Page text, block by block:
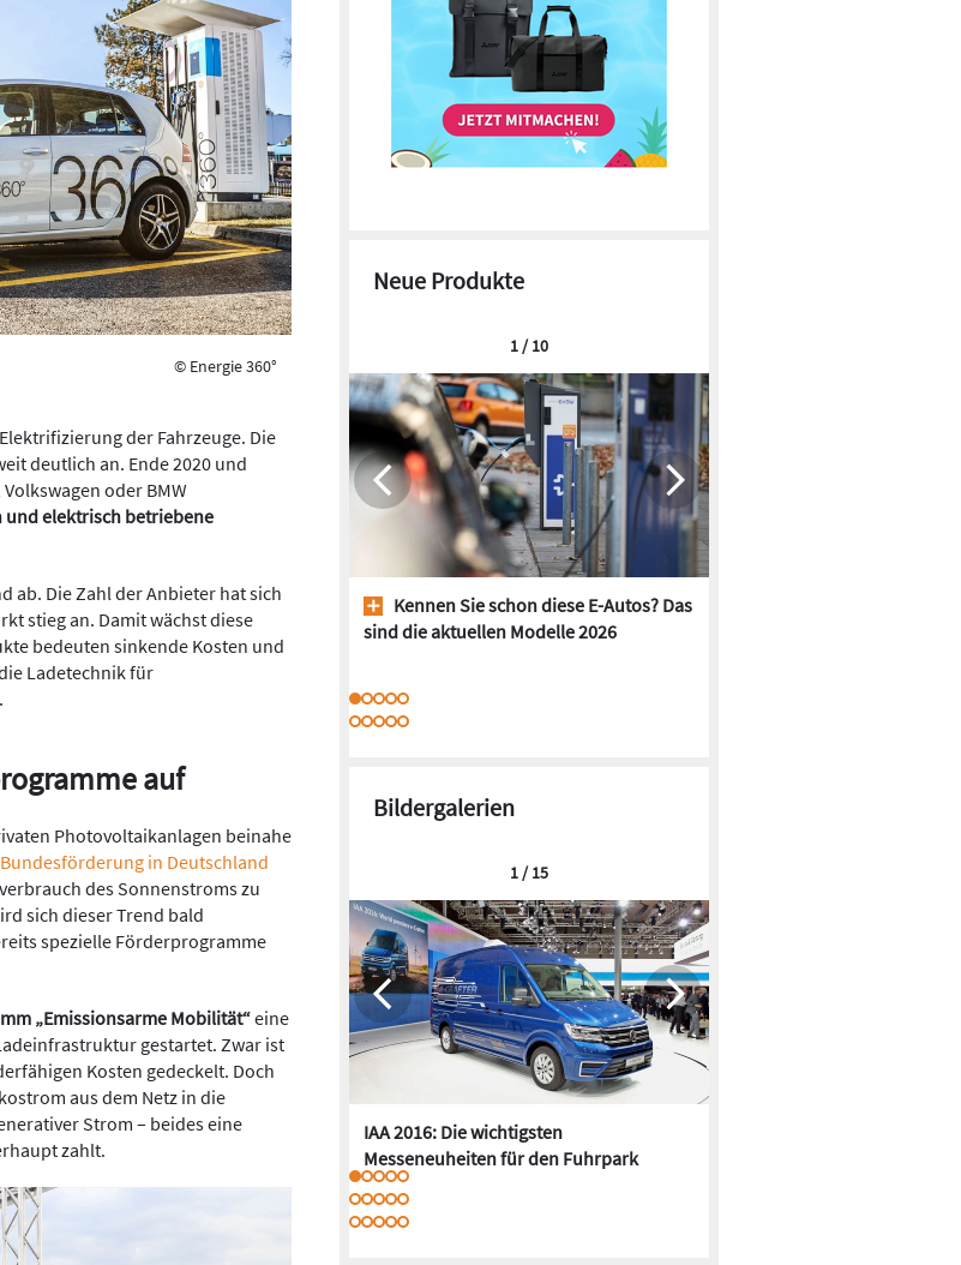
© Energie 360°
der Fahrzeuge. Die
deutlich an. Ende 2020 und
oder BMW
elektrisch betriebene
ab. Die Zahl der Anbieter hat sich
stieg an. Damit wächst diese
bedeuten sinkende Kosten und
Ladetechnik für
auf
Photovoltaikanlagen beinahe
in Deutschland
des Sonnenstroms zu
sich dieser Trend bald
spezielle Förderprogramme
„Emissionsarme Mobilität“eine
gestartet. Zwar ist
Kosten gedeckelt. Doch
aus dem Netz in die
Strom – beides eine
zahlt.
Neue Produkte
Kennen Sie schon diese E-Autos? Das
sind die aktuellen Modelle 2026
1 / 10
Bildergalerien
IAA 2016: Die wichtigsten
Messeneuheiten für den Fuhrpark
1 / 15